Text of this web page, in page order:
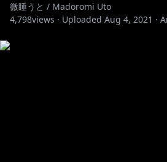
微睡うと / Madoromi Uto
4,798views · Uploaded Aug 4, 2021 ·